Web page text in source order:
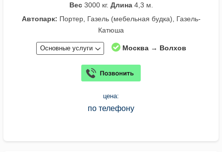
Вес3000 кг. Длина4,3 м.
Автопарк: Портер, Газель (мебельная будка), Газель-
Катюша
Основные услуги Москва → Волхов
цена:
по телефону